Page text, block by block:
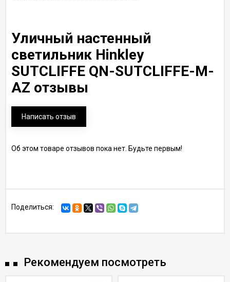
Уличный настенный
светильник Hinkley
SUTCLIFFE QN-SUTCLIFFE-M-
AZ отзывы
Написать отзыв
Об этом товаре отзывов пока нет. Будьте первым!
Поделиться:
Рекомендуем посмотреть